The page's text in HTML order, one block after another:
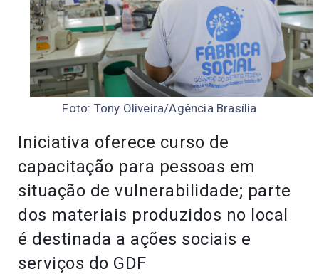
Foto: Tony Oliveira/Agência Brasília
Iniciativa oferece curso de
capacitação para pessoas em
situação de vulnerabilidade; parte
dos materiais produzidos no local
é destinada a ações sociais e
serviços do GDF